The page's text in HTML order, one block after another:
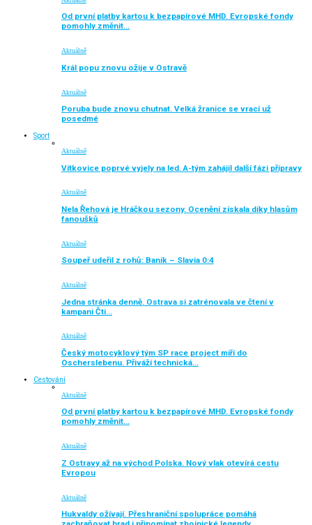
Od první platby kartou k bezpapírové MHD. Evropské fondy
pomohly změnit…
Aktuálně
Král popu znovu ožije v Ostravě
Aktuálně
Poruba bude znovu chutnat. Velká žranice se vrací už
posedmé
Sport
Aktuálně
Vítkovice poprvé vyjely na led. A-tým zahájil další fázi přípravy
Aktuálně
Nela Řehová je Hráčkou sezony. Ocenění získala díky hlasům
fanoušků
Aktuálně
Soupeř udeřil z rohů: Baník – Slavia 0:4
Aktuálně
Jedna stránka denně. Ostrava si zatrénovala ve čtení v
kampani Čti…
Aktuálně
Český motocyklový tým SP race project míří do
Oscherslebenu. Přiváží technická…
Cestování
Aktuálně
Od první platby kartou k bezpapírové MHD. Evropské fondy
pomohly změnit…
Aktuálně
Z Ostravy až na východ Polska. Nový vlak otevírá cestu
Evropou
Aktuálně
Hukvaldy ožívají. Přeshraniční spolupráce pomáhá